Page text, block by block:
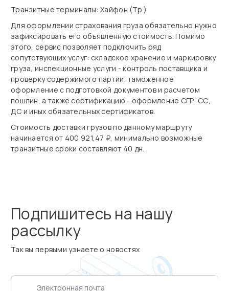
Транзитные терминалы: Хайфон (Тр.)
Для оформлении страхования груза обязательно нужно
зафиксировать его объявленную стоимость. Помимо
этого, сервис позволяет подключить ряд
сопутствующих услуг: складское хранение и маркировку
груза, инспекционные услуги - контроль поставщика и
проверку содержимого партии, таможенное
оформление с подготовкой документов и расчетом
пошлин, а также сертификацию - оформление СГР, СС,
ДС и иных обязательных сертификатов.
Стоимость доставки грузов по данному маршруту
начинается от 400 921,47 ₽, минимально возможные
транзитные сроки составляют 40 дн.
Подпишитесь на нашу
рассылку
Так вы первыми узнаете о новостях